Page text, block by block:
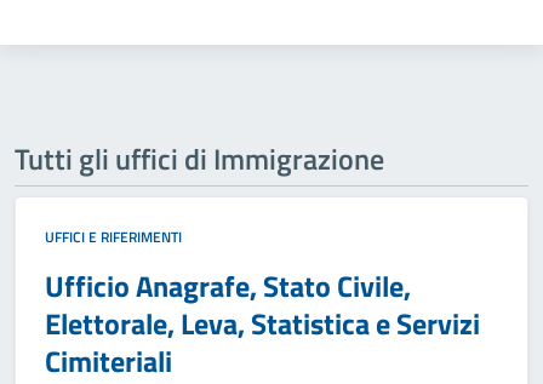
Tutti gli uffici di Immigrazione
UFFICI E RIFERIMENTI
Ufficio Anagrafe, Stato Civile,
Elettorale, Leva, Statistica e Servizi
Cimiteriali